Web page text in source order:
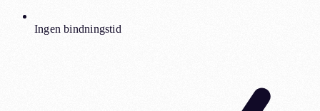
Ingen bindningstid